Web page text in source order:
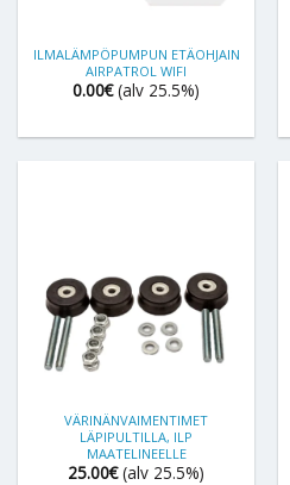
ILMALÄMPÖPUMPUN ETÄOHJAIN
AIRPATROL WIFI
0.00€ (alv 25.5%)
VÄRINÄNVAIMENTIMET
LÄPIPULTILLA, ILP
MAATELINEELLE
25.00€ (alv 25.5%)